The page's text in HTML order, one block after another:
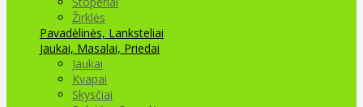
Žirklės
Pavadėlinės, Lanksteliai
Jaukai, Masalai, Priedai
Jaukai
Kvapai
Skysčiai